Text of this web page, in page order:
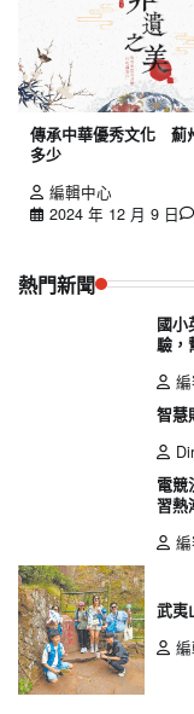
傳承中華優秀文化 薊
多少
編輯中心
2024 年 12 月 9 日
熱門新聞
國小
驗，
智慧
電競
習熱
武夷